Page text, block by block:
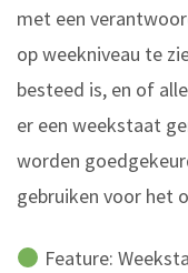
met een
op weekniveau te
besteed is, en of
er een weekstaat
worden
gebruiken voor het
Feature: